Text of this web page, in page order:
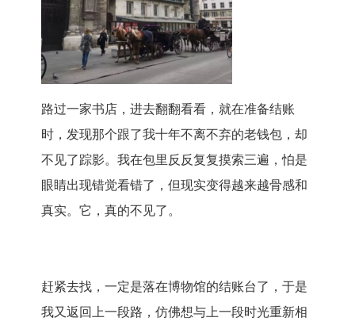
路过一家书店，进去翻翻看看，就在准备结账
时，发现那个跟了我十年不离不弃的老钱包，却
不见了踪影。我在包里反反复复摸索三遍，怕是
眼睛出现错觉看错了，但现实变得越来越骨感和
真实。它，真的不见了。
赶紧去找，一定是落在博物馆的结账台了，于是
我又返回上一段路，仿佛想与上一段时光重新相